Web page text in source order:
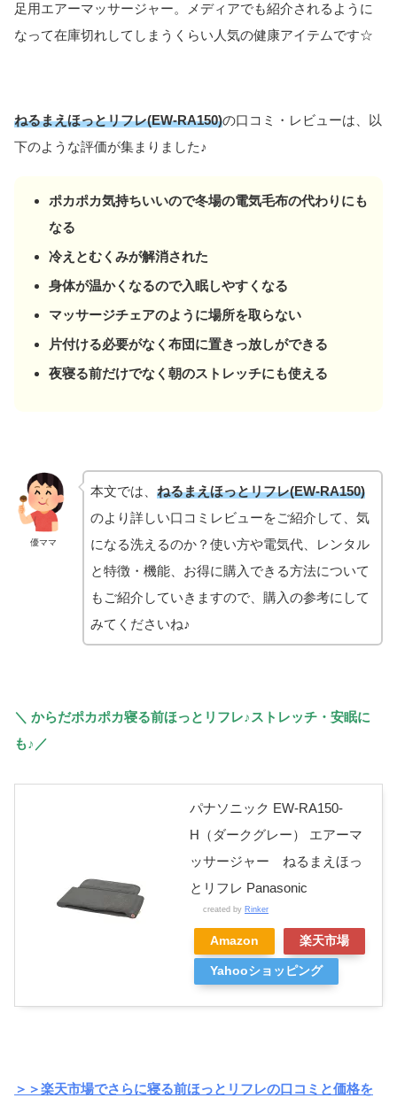
足用エアーマッサージャー。メディアでも紹介されるように
なって在庫切れしてしまうくらい人気の健康アイテムです☆
ねるまえほっとリフレ(EW-RA150)の口コミ・レビューは、以
下のような評価が集まりました♪
ポカポカ気持ちいいので冬場の電気毛布の代わりにも
なる
冷えとむくみが解消された
身体が温かくなるので入眠しやすくなる
マッサージチェアのように場所を取らない
片付ける必要がなく布団に置きっ放しができる
夜寝る前だけでなく朝のストレッチにも使える
優ママ
本文では、 ねるまえほっとリフレ(EW-RA150)
のより詳しい口コミレビューをご紹介して、気
になる洗えるのか？使い方や電気代、レンタル
と特徴・機能、お得に購入できる方法について
もご紹介していきますので、購入の参考にして
みてくださいね♪
＼ からだポカポカ寝る前ほっとリフレ♪ストレッチ・安眠に
も♪／
パナソニック EW-RA150-
H（ダークグレー） エアーマ
ッサージャー ねるまえほっ
とリフレ Panasonic
created by Rinker
Amazon 楽天市場
Yahooショッピング
＞＞楽天市場でさらに寝る前ほっとリフレの口コミと価格を